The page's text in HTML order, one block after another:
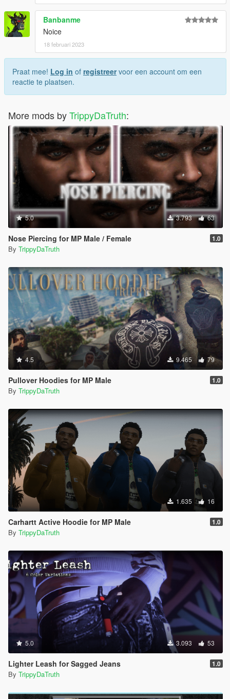
Banbanme
Noice
18 februari 2023
Praat mee! Log in of registreervoor een account om een
reactie te plaatsen.
More mods byTrippyDaTruth:
5.0 3.793 63
Nose Piercing for MP Male / Female 1.0
By TrippyDaTruth
4.5 9.465 79
Pullover Hoodies for MP Male 1.0
By TrippyDaTruth
1.635 16
Carhartt Active Hoodie for MP Male 1.0
By TrippyDaTruth
5.0 3.093 53
Lighter Leash for Sagged Jeans 1.0
By TrippyDaTruth